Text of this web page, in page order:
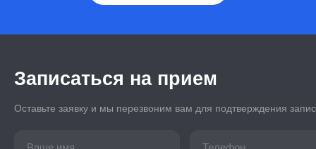
Записаться на прием
Оставьте заявку и мы перезвоним вам для подтверждения